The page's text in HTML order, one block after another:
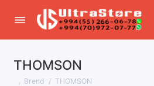
THOMSON
Brend THOMSON